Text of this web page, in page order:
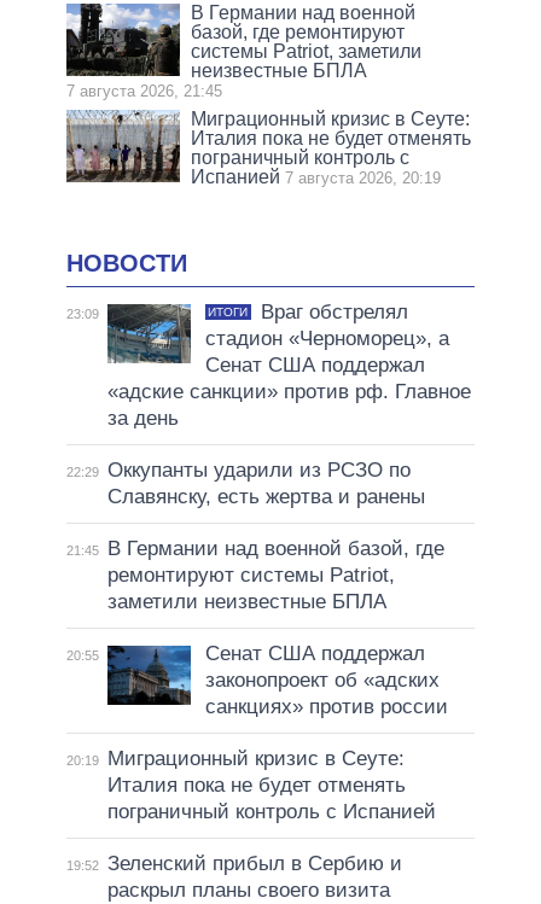
В Германии над военной
базой, где ремонтируют
системы Patriot, заметили
неизвестные БПЛА
7 августа 2026, 21:45
Миграционный кризис в Сеуте:
Италия пока не будет отменять
пограничный контроль с
Испанией 7 августа 2026, 20:19
НОВОСТИ
23:09 ИТОГИ
Враг обстрелял
стадион «Черноморец», а
Сенат США поддержал
«адские санкции» против рф. Главное
за день
22:29 Оккупанты ударили из РСЗО по
Славянску, есть жертва и ранены
21:45
В Германии над военной базой, где
ремонтируют системы Patriot,
заметили неизвестные БПЛА
20:55
Сенат США поддержал
законопроект об «адских
санкциях» против россии
20:19
Миграционный кризис в Сеуте:
Италия пока не будет отменять
пограничный контроль с Испанией
19:52 Зеленский прибыл в Сербию и
раскрыл планы своего визита